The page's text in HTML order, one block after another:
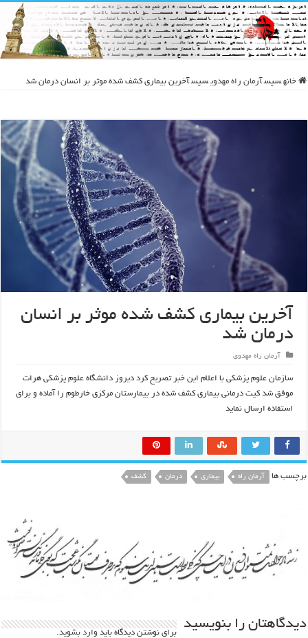
خانه سپس آرمان راه مهدوی سپس آخرین بیماری کشف شده موثر بر انسان درمان شد
آخرین بیماری کشف شده موثر بر انسان
درمان شد
آرمان راه مهدوی
سازمان علوم پزشکی با اعلام این خبر تصریح کرد دیروز دانشگاه علوم پزشکی هرات
موفق شد کیت درمانی بیماری کشف شده در بیمارستان مرکزی خارطوم را آماده و برای
استفاده ارسال نماید
برچسب ها آرمان راه بیماری درمان کشف
دیدگاهتان را بنویسید
برای نوشتن دیدگاه باید وارد بشوید.